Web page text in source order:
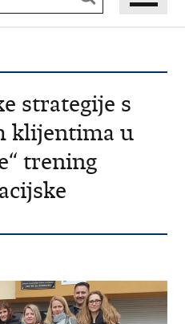
strategije s
klijentima u
trening